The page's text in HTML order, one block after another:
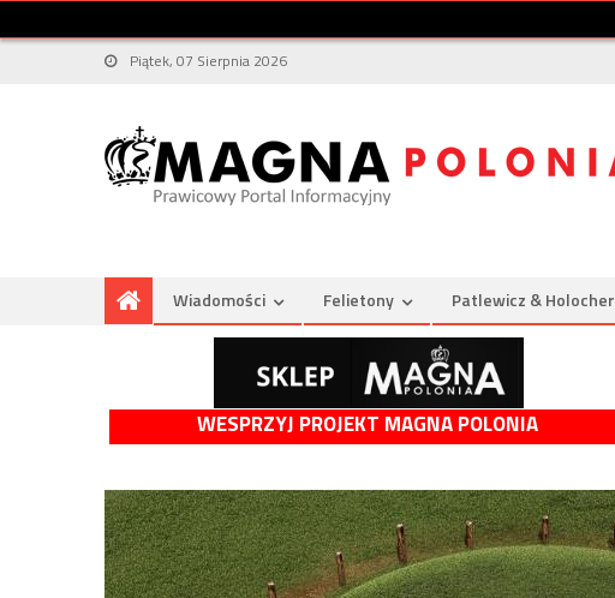
Piątek, 07 Sierpnia 2026
Wiadomości Felietony Patlewicz & Holocher
WESPRZYJ PROJEKT MAGNA POLONIA